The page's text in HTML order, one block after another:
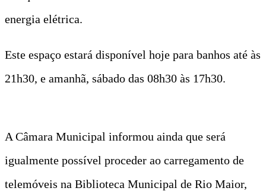
energia elétrica.
Este espaço estará disponível hoje para banhos até às
21h30, e amanhã, sábado das 08h30 às 17h30.
A Câmara Municipal informou ainda que será
igualmente possível proceder ao carregamento de
telemóveis na Biblioteca Municipal de Rio Maior,